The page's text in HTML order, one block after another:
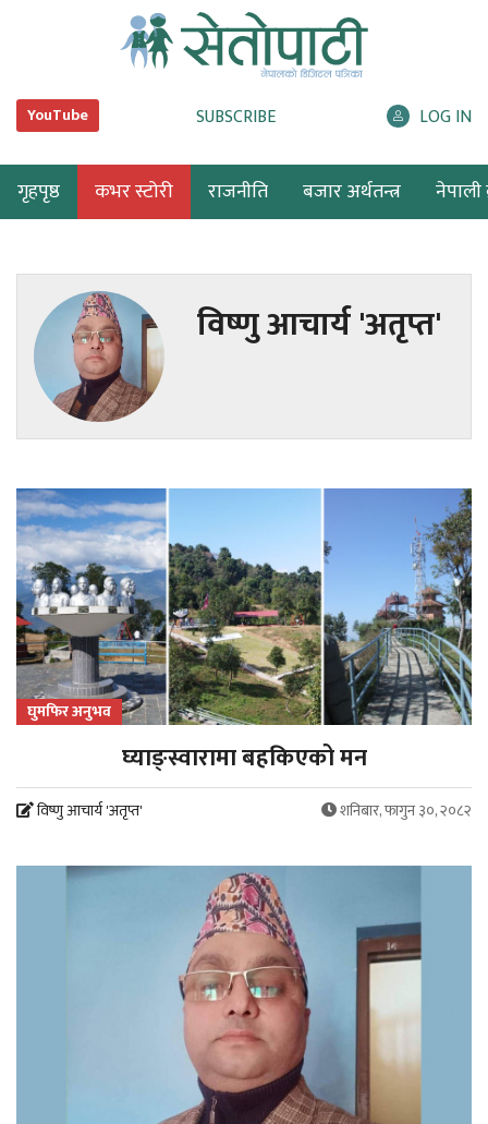
YouTube SUBSCRIBE LOG IN
गृहपृष्ठ कभर स्टोरी राजनीति बजार अर्थतन्त्र नेपाली
विष्णु आचार्य 'अतृप्त'
घुमफिर अनुभव
घ्याङ्स्वारामा बहकिएको मन
विष्णु आचार्य 'अतृप्त' शनिबार, फागुन ३०, २०८२